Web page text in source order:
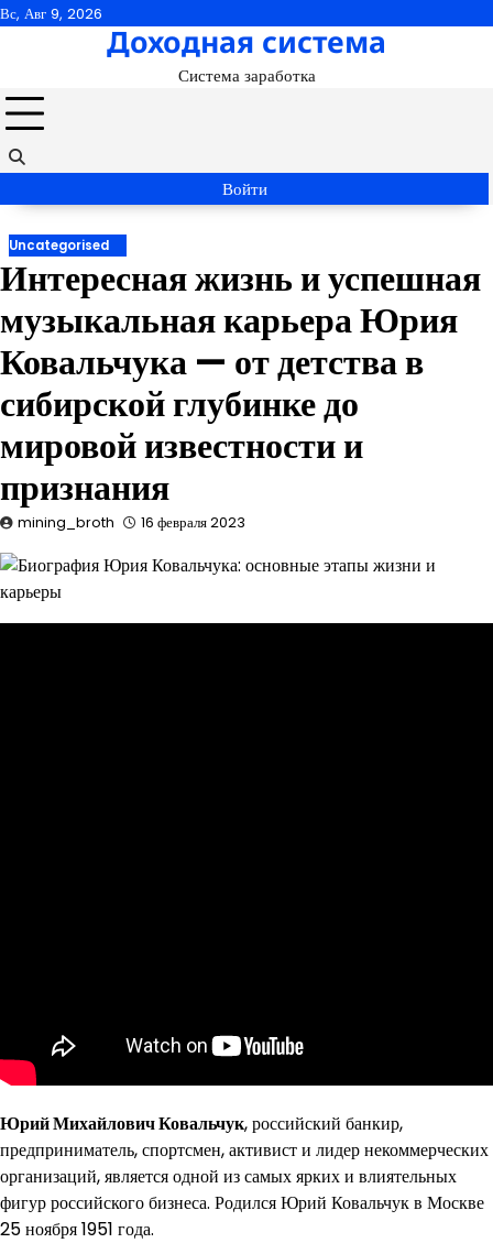
Перейти
Вс, Авг 9, 2026
Доходная система
Система заработка
Войти
Uncategorised
Интересная жизнь и успешная
музыкальная карьера Юрия
Ковальчука — от детства в
сибирской глубинке до
мировой известности и
признания
mining_broth 16 февраля 2023
Юрий Михайлович Ковальчук, российский банкир,
предприниматель, спортсмен, активист и лидер некоммерческих
организаций, является одной из самых ярких и влиятельных
фигур российского бизнеса. Родился Юрий Ковальчук в Москве
25 ноября 1951 года.